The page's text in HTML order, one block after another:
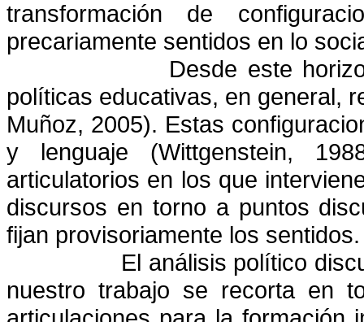
transformación de
precariamente sentidos en lo
Desde este
políticas educativas, en general,
Muñoz, 2005). Estas
y lenguaje (Wittgenstein,
articulatorios en los que
discursos en torno a puntos
fijan provisoriamente los sentidos.
El análisis político
nuestro trabajo se recorta en